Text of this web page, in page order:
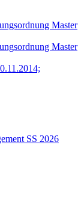
Master
Master
SS 2026